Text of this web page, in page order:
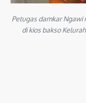
Petugas damkar Ngawi
di kios bakso